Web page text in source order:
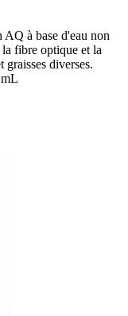
AQ à base d'eau non
fibre optique et la
graisses diverses.